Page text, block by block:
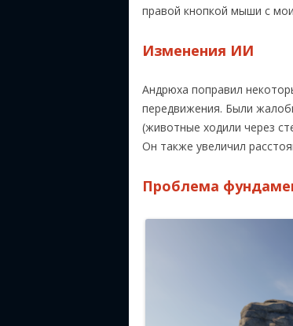
правой кнопкой мыши с
Изменения ИИ
Андрюха поправил
передвижения. Были
(животные ходили через
Он также увеличил
Проблема